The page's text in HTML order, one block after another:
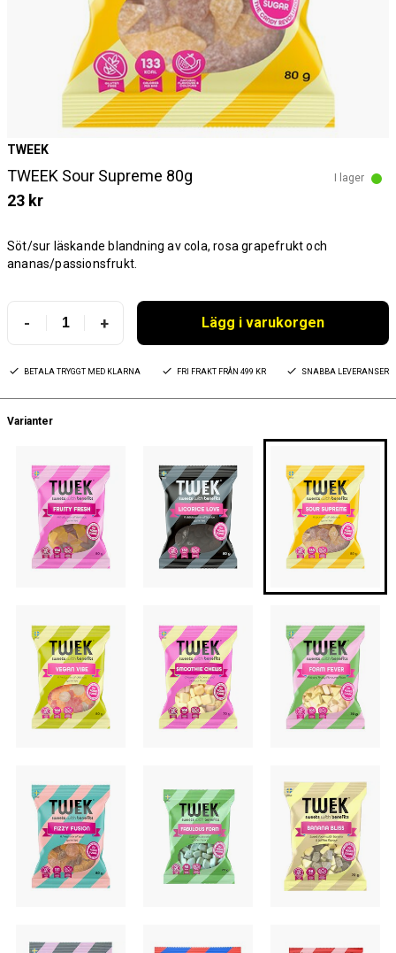
TWEEK
TWEEK Sour Supreme 80g I lager
23 kr
Söt/sur läskande blandning av cola, rosa grapefrukt och
ananas/passionsfrukt.
- + Lägg i varukorgen
BETALA TRYGGT MED KLARNA FRI FRAKT FRÅN 499 KR SNABBA LEVERANSER
Varianter